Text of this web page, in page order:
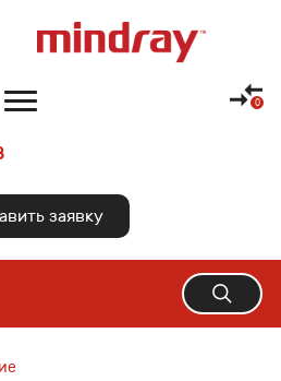
заявку
Оборудование
Документация